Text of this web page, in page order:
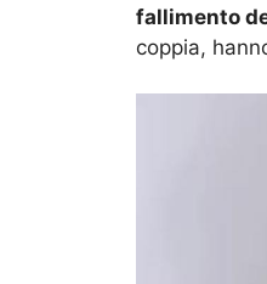
fallimento
coppia,